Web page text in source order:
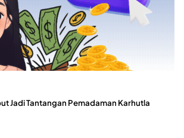
Jadi Tantangan Pemadaman Karhutla